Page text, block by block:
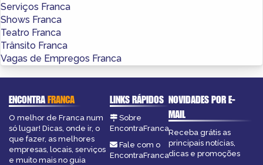
Serviços Franca
Shows Franca
Teatro Franca
Trânsito Franca
Vagas de Empregos Franca
ENCONTRAFRANCA
O melhor de Franca num
só lugar! Dicas, onde ir, o
que fazer, as melhores
empresas, locais, serviços
e muito mais no guia
LINKS RÁPIDOS
Sobre
EncontraFranca
Fale com o
EncontraFranca
NOVIDADES POR E-
MAIL
Receba grátis as
principais notícias,
dicas e promoções